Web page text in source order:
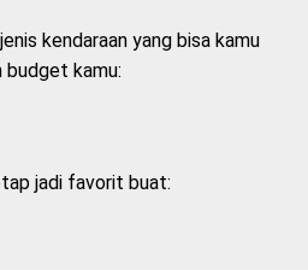
kendaraan yang bisa kamu
budget kamu:
jadi favorit buat: